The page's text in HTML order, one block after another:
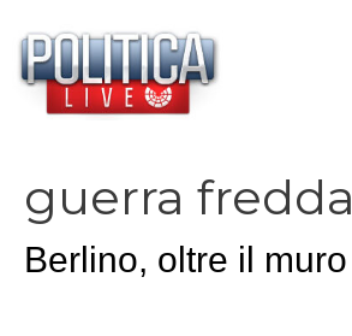
contenuto
guerra fredda
Berlino, oltre il muro